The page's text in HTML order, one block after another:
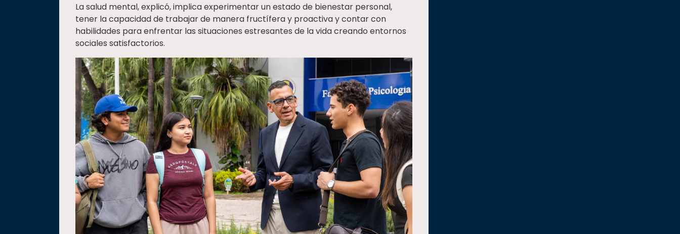
La salud mental, explicó, implica experimentar un estado de bienestar personal,
tener la capacidad de trabajar de manera fructífera y proactiva y contar con
habilidades para enfrentar las situaciones estresantes de la vida creando entornos
sociales satisfactorios.